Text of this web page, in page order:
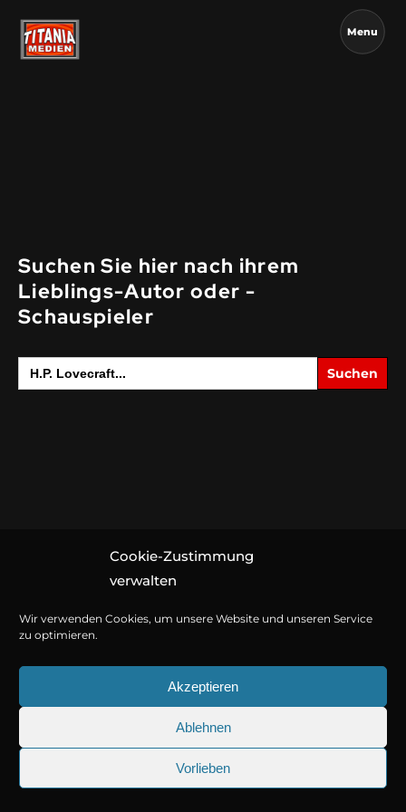
Cookie-Zustimmung
verwalten
Wir verwenden Cookies, um unsere Website und unseren Service
zu optimieren.
Akzeptieren
Ablehnen
Vorlieben
Menu
Suchen Sie hier nach ihrem
Lieblings-Autor oder -
Schauspieler
Search
for:
© Copyright 2026Titania Medien GmbH